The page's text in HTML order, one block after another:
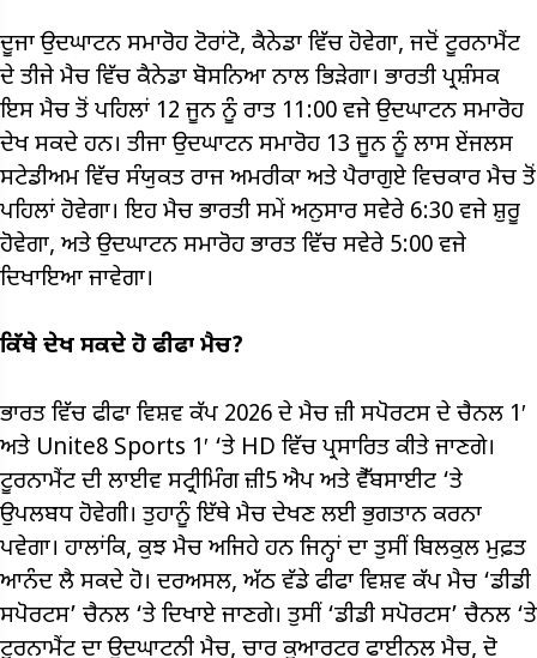
ਦੂਜਾ ਉਦਘਾਟਨ ਸਮਾਰੋਹ ਟੋਰਾਂਟੋ, ਕੈਨੇਡਾ ਵਿੱਚ ਹੋਵੇਗਾ, ਜਦੋਂ ਟੂਰਨਾਮੈਂਟ
ਦੇ ਤੀਜੇ ਮੈਚ ਵਿੱਚ ਕੈਨੇਡਾ ਬੋਸਨਿਆ ਨਾਲ ਭਿੜੇਗਾ। ਭਾਰਤੀ ਪ੍ਰਸ਼ੰਸਕ
ਇਸ ਮੈਚ ਤੋਂ ਪਹਿਲਾਂ 12 ਜੂਨ ਨੂੰ ਰਾਤ 11:00 ਵਜੇ ਉਦਘਾਟਨ ਸਮਾਰੋਹ
ਦੇਖ ਸਕਦੇ ਹਨ। ਤੀਜਾ ਉਦਘਾਟਨ ਸਮਾਰੋਹ 13 ਜੂਨ ਨੂੰ ਲਾਸ ਏਂਜਲਸ
ਸਟੇਡੀਅਮ ਵਿੱਚ ਸੰਯੁਕਤ ਰਾਜ ਅਮਰੀਕਾ ਅਤੇ ਪੈਰਾਗੁਏ ਵਿਚਕਾਰ ਮੈਚ ਤੋਂ
ਪਹਿਲਾਂ ਹੋਵੇਗਾ। ਇਹ ਮੈਚ ਭਾਰਤੀ ਸਮੇਂ ਅਨੁਸਾਰ ਸਵੇਰੇ 6:30 ਵਜੇ ਸ਼ੁਰੂ
ਹੋਵੇਗਾ, ਅਤੇ ਉਦਘਾਟਨ ਸਮਾਰੋਹ ਭਾਰਤ ਵਿੱਚ ਸਵੇਰੇ 5:00 ਵਜੇ
ਦਿਖਾਇਆ ਜਾਵੇਗਾ।
ਕਿੱਥੇ ਦੇਖ ਸਕਦੇ ਹੋ ਫੀਫਾ ਮੈਚ?
ਭਾਰਤ ਵਿੱਚ ਫੀਫਾ ਵਿਸ਼ਵ ਕੱਪ 2026 ਦੇ ਮੈਚ ਜ਼ੀ ਸਪੋਰਟਸ ਦੇ ਚੈਨਲ 1′
ਅਤੇ Unite8 Sports 1′ ‘ਤੇ HD ਵਿੱਚ ਪ੍ਰਸਾਰਿਤ ਕੀਤੇ ਜਾਣਗੇ।
ਟੂਰਨਾਮੈਂਟ ਦੀ ਲਾਈਵ ਸਟ੍ਰੀਮਿੰਗ ਜ਼ੀ5 ਐਪ ਅਤੇ ਵੈੱਬਸਾਈਟ ‘ਤੇ
ਉਪਲਬਧ ਹੋਵੇਗੀ। ਤੁਹਾਨੂੰ ਇੱਥੇ ਮੈਚ ਦੇਖਣ ਲਈ ਭੁਗਤਾਨ ਕਰਨਾ
ਪਵੇਗਾ। ਹਾਲਾਂਕਿ, ਕੁਝ ਮੈਚ ਅਜਿਹੇ ਹਨ ਜਿਨ੍ਹਾਂ ਦਾ ਤੁਸੀਂ ਬਿਲਕੁਲ ਮੁਫ਼ਤ
ਆਨੰਦ ਲੈ ਸਕਦੇ ਹੋ। ਦਰਅਸਲ, ਅੱਠ ਵੱਡੇ ਫੀਫਾ ਵਿਸ਼ਵ ਕੱਪ ਮੈਚ ‘ਡੀਡੀ
ਸਪੋਰਟਸ’ ਚੈਨਲ ‘ਤੇ ਦਿਖਾਏ ਜਾਣਗੇ। ਤੁਸੀਂ ‘ਡੀਡੀ ਸਪੋਰਟਸ’ ਚੈਨਲ ‘ਤੇ
ਟੂਰਨਾਮੈਂਟ ਦਾ ਉਦਘਾਟਨੀ ਮੈਚ, ਚਾਰ ਕੁਆਰਟਰ ਫਾਈਨਲ ਮੈਚ, ਦੋ